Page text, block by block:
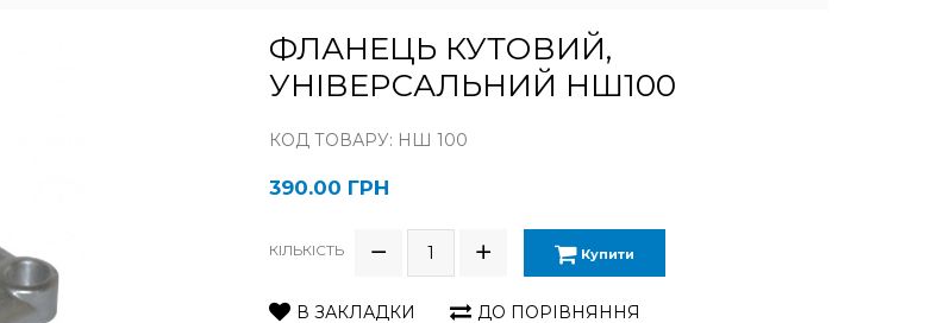
ФЛАНЕЦЬ КУТОВИЙ,
УНІВЕРСАЛЬНИЙ НШ100
КОД ТОВАРУ: НШ 100
390.00 ГРН
КІЛЬКІСТЬ Купити
В ЗАКЛАДКИ ДО ПОРІВНЯННЯ